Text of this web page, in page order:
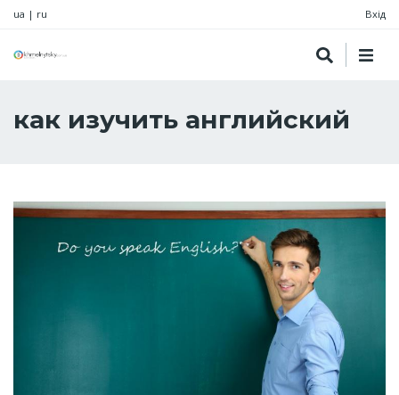
ua | ru Вхід
как изучить английский